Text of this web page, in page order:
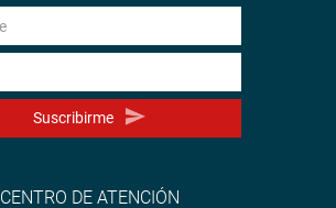
Suscribirme
CENTRO DE ATENCIÓN